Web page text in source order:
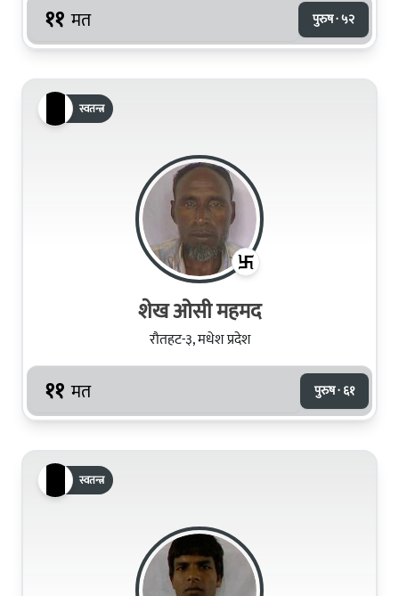
११ मत पुरुष · ५२
स्वतन्त्र
शेख ओसी महमद
रौतहट-३, मधेश प्रदेश
११ मत पुरुष · ६१
स्वतन्त्र